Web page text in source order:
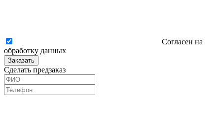
Согласен на
обработку данных
Заказать
Сделать предзаказ